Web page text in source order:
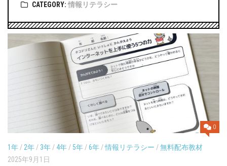
CATEGORY: 情報リテラシー
0
1年 / 2年 / 3年 /4年 /5年 /6年 /情報リテラシー /無料配布教材
2025年9月1日